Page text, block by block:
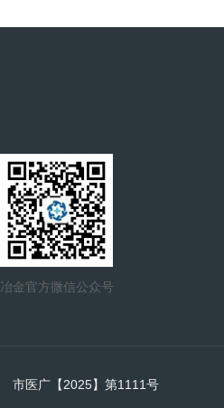
冶金官方微信公众号
市医广【2025】第1111号